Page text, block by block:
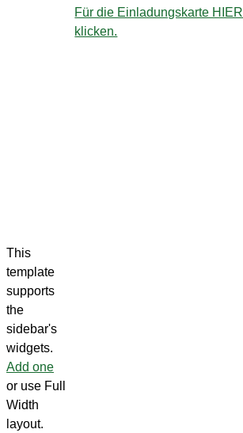
Für die Einladungskarte HIER
klicken.
This
template
supports
the
sidebar's
widgets.
Add one
or use Full
Width
layout.